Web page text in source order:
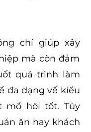
chỉ giúp xây
mà còn đảm
quá trình làm
đa dạng về kiểu
mồ hôi tốt. Tùy
ăn hay khách